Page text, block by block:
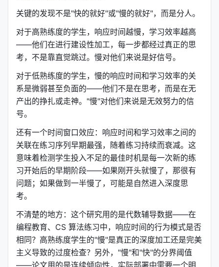
关键的发现不是"快的就好"或"慢的就好"，而是分人。
对于高熟练度的学生，响应时间越慢，学习效率越高
——他们在进行建设性加工，每一步都经过真正的思
考，不是靠直觉跳过。慢对他们来说是好信号。
对于低熟练度的学生，慢的响应时间和学习效率的关
系是微弱甚至负面的——他们不是在思考，而是在无
产出的挣扎或走神。"慢"对他们来说是无效努力的信
号。
还有一个时间窗口效应：响应时间和学习效率之间的
关联在练习序列早期最强，随着练习持续而衰减。这
意味着检测学生投入不足的最佳时机是每一次新的练
习开始后的早期阶段——如果刚开头就慢了，那很有
问题；如果做到一半慢了，可能是自然进入深度思
考。
不清楚的地方：这个研究用的是代数辅导数据——在
编程教育、CS 算法练习中，响应时间的行为模式是否
相同？高熟练度学生的"慢"是真正的深度加工还是完美
主义导致的过度检查？另外，"慢"和"快"的分界阈值
——论文用的是连续倾向性，实际部署中需要一个明